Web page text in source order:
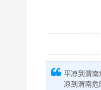
平凉到渭南
凉到渭南